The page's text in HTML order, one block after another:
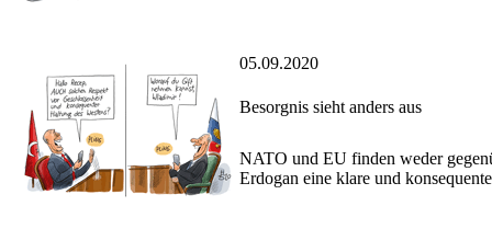
05.09.2020
Besorgnis sieht anders aus
NATO und EU finden weder
Erdogan eine klare und